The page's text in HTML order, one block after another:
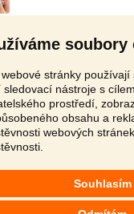
soubory
stránky používají
sledovací nástroje s
prostředí,
obsahu a
webových
Souhlasím
Překrásná koťátka od
tlapkami), ...
Brno - 602 00
V textu